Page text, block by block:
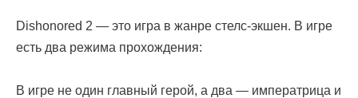
Dishonored 2 — это игра в жанре стелс-экшен. В игре
есть два режима прохождения:
В игре не один главный герой, а два — императрица и